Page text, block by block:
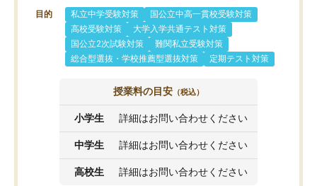
目的 私立中学受験対策
国公立中高一貫校受験対策
高校受験対策
大学入学共通テスト対策
国公立2次試験対策
難関私立受験対策
総合型選抜・学校推薦型選抜対策
定期テスト対策
授業料の目安 （税込）
小学生 詳細はお問い合わせください
中学生 詳細はお問い合わせください
高校生 詳細はお問い合わせください